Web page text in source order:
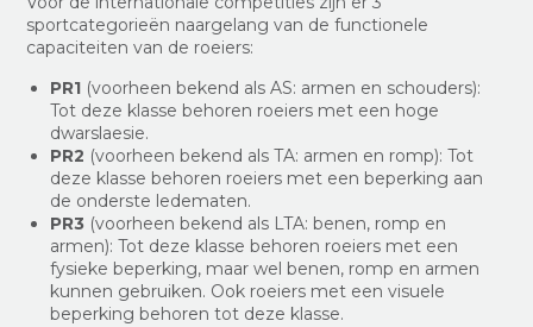
sportcategorieën naargelang van de functionele
capaciteiten van de roeiers:
PR1 (voorheen bekend als AS: armen en schouders):
Tot deze klasse behoren roeiers met een hoge
dwarslaesie.
PR2 (voorheen bekend als TA: armen en romp): Tot
deze klasse behoren roeiers met een beperking aan
de onderste ledematen.
PR3 (voorheen bekend als LTA: benen, romp en
armen): Tot deze klasse behoren roeiers met een
fysieke beperking, maar wel benen, romp en armen
kunnen gebruiken. Ook roeiers met een visuele
beperking behoren tot deze klasse.